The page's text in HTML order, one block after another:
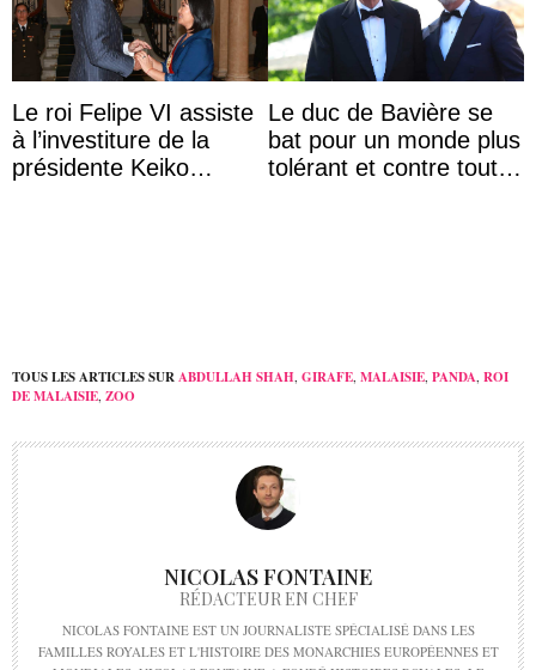
Le roi Felipe VI assiste
à l’investiture de la
présidente Keiko
Le duc de Bavière se
bat pour un monde plus
tolérant et contre toute
TOUS LES ARTICLES SURABDULLAH SHAH, GIRAFE, MALAISIE, PANDA, ROI
DE MALAISIE, ZOO
NICOLAS FONTAINE
RÉDACTEUR EN CHEF
NICOLAS FONTAINE EST UN JOURNALISTE SPÉCIALISÉ DANS LES
FAMILLES ROYALES ET L'HISTOIRE DES MONARCHIES EUROPÉENNES ET